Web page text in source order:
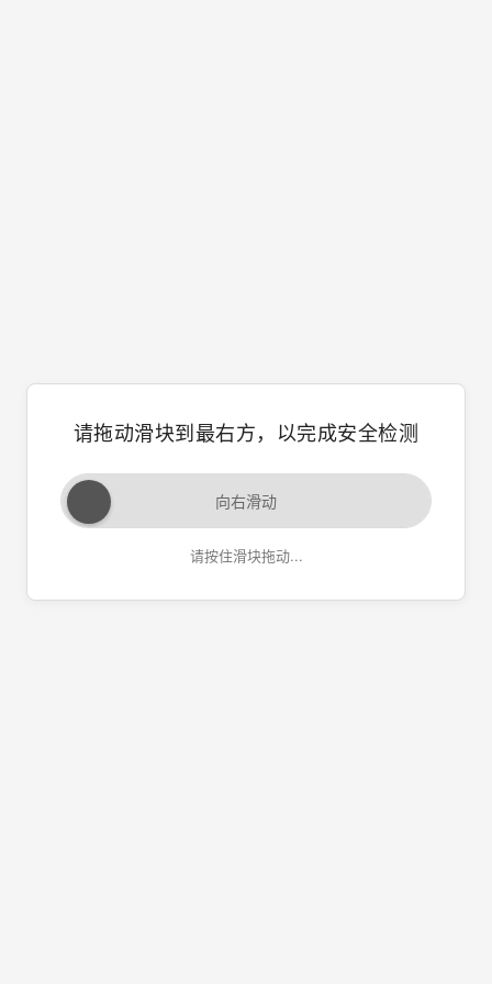
请拖动滑块到最右方，以完成安全检测
向右滑动
请按住滑块拖动...